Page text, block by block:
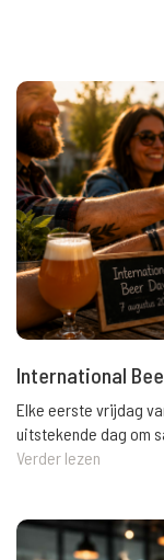
International
Elke eerste vrijdag
uitstekende dag om
Verder lezen